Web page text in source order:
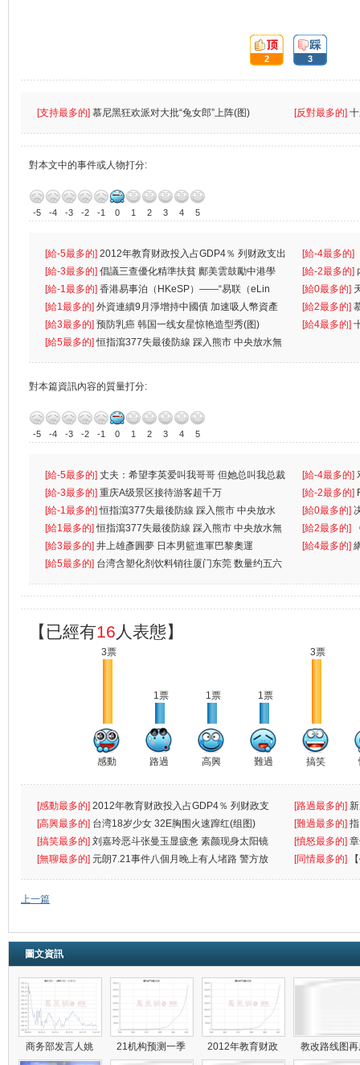
頂:
2
踩:
3
[支持最多的] 慕尼黑狂欢派对大批“兔女郎”上阵(图) [反對最多的]
對本文中的事件或人物打分:
-5 -4 -3 -2 -1 0 1 2 3 4 5
[給-5最多的] 2012年教育财政投入占GDP4％ 列财政支出
首位
[給-4最多的]
一
[給-3最多的] 倡議三查優化精準扶貧 鄺美雲鼓勵中港學
生
[給-2最多的]
人
[給-1最多的] 香港易事泊（HKeSP）——“易联（eLin
k）”项目
[給0最多的]
[給1最多的] 外資連續9月淨增持中國債 加速吸人幣資產 [給2最多的]
[給3最多的] 预防乳癌 韩国一线女星惊艳造型秀(图) [給4最多的]
[給5最多的]恒指瀉377失最後防線 踩入熊市 中央放水無
對本篇資訊內容的質量打分:
-5 -4 -3 -2 -1 0 1 2 3 4 5
[給-5最多的] 丈夫：希望李英爱叫我哥哥 但她总叫我总裁
先
[給-4最多的]
离
[給-3最多的] 重庆A级景区接待游客超千万 [給-2最多的]
[給-1最多的]恒指瀉377失最後防線 踩入熊市 中央放水
無
[給0最多的]
[給1最多的]恒指瀉377失最後防線 踩入熊市 中央放水無 [給2最多的]
[給3最多的] 井上雄彥圓夢 日本男籃進軍巴黎奧運 [給4最多的]
[給5最多的] 台湾含塑化剂饮料销往厦门东莞 数量约五六
【已經有16 人表態】
3票
感動
1票
路過
1票
高興
1票
難過
3票
搞笑
[感動最多的] 2012年教育财政投入占GDP4％ 列财政支
出首位
[路過最多的]
[高興最多的] 台湾18岁少女 32E胸围火速蹿红(组图) [難過最多的]
罪
[搞笑最多的] 刘嘉玲恶斗张曼玉显疲惫 素颜现身太阳镜
遮
[憤怒最多的]
[無聊最多的] 元朗7.21事件八個月晚上有人堵路 警方放
催
[同情最多的]
敗
上一篇
圖文資訊
商务部发言人姚 21机构预测一季 2012年教育财政 教改路线图